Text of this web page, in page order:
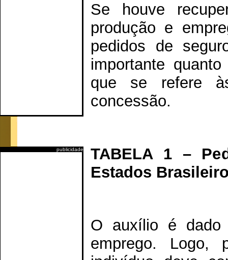
publicidade
Se houve
produção e
pedidos de
importante
que se refere
concessão.
TABELA 1 –
Estados
O auxílio é dado
emprego. Logo,